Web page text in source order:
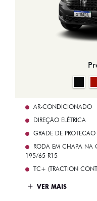
AR-CONDICIONADO
DIREÇÃO ELÉTRICA
GRADE DE
RODA EM CHAPA NA
195/65 R15
TC+ (TRACTION
VER MAIS